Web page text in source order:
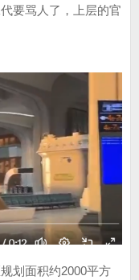
要骂人了，上层的官
划面积约2000平方